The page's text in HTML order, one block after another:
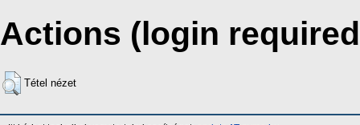
Actions (login
Tétel nézet